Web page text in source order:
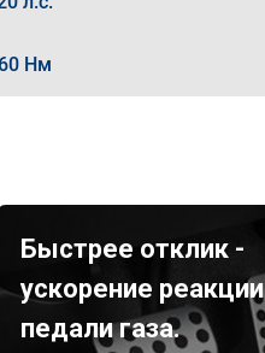
Нм
Быстрее отклик -
ускорение реакции
педали газа.